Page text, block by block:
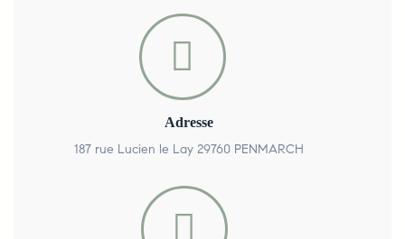
Adresse
187 rue Lucien le Lay 29760 PENMARCH